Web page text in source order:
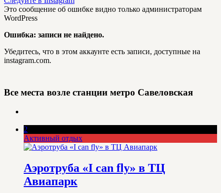
Это сообщение об ошибке видно только администраторам
WordPress
Ошибка: записи не найдено.
Убедитесь, что в этом аккаунте есть записи, доступные на
instagram.com.
Все места возле станции метро Савеловская
2
Активный отдых
Аэротруба «I can fly» в ТЦ
Авиапарк